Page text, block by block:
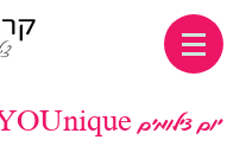
יום צילומים beYOUnique